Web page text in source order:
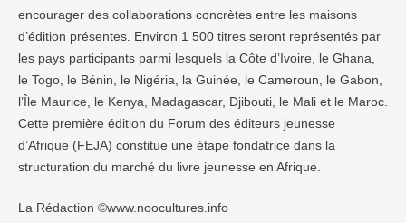
encourager des collaborations concrètes entre les maisons
d’édition présentes. Environ 1 500 titres seront représentés par
les pays participants parmi lesquels la Côte d’Ivoire, le Ghana,
le Togo, le Bénin, le Nigéria, la Guinée, le Cameroun, le Gabon,
l’Île Maurice, le Kenya, Madagascar, Djibouti, le Mali et le Maroc.
Cette première édition du Forum des éditeurs jeunesse
d’Afrique (FEJA) constitue une étape fondatrice dans la
structuration du marché du livre jeunesse en Afrique.
La Rédaction ©www.noocultures.info